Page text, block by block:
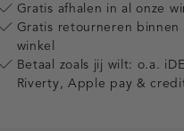
Gratis afhalen in al onze
Gratis retourneren
winkel
Betaal zoals jij wilt: o.a.
Riverty, Apple pay &